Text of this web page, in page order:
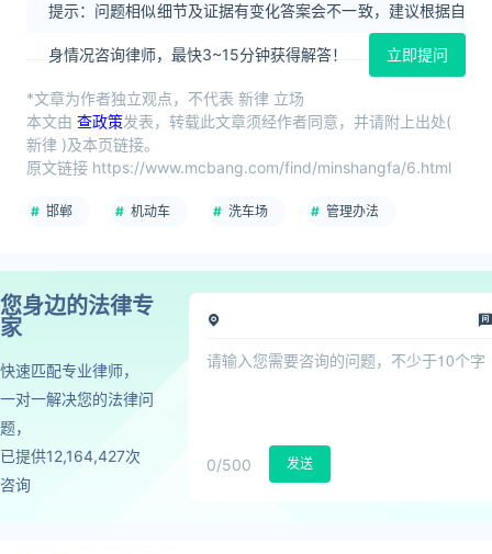
提示：问题相似细节及证据有变化答案会不一致，建议根据自
身情况咨询律师，最快3~15分钟获得解答！ 立即提问
*文章为作者独立观点，不代表 新律 立场
本文由 查政策发表，转载此文章须经作者同意，并请附上出处(
新律 )及本页链接。
原文链接 https://www.mcbang.com/find/minshangfa/6.html
邯郸 机动车 洗车场 管理办法
您身边的法律专
家
快速匹配专业律师，
一对一解决您的法律问
题，
已提供12,164,427次
咨询
0/500 发送